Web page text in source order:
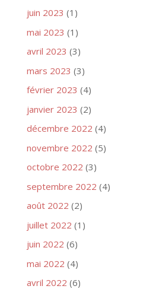
juin 2023 (1)
mai 2023 (1)
avril 2023 (3)
mars 2023 (3)
février 2023 (4)
janvier 2023 (2)
décembre 2022 (4)
novembre 2022 (5)
octobre 2022 (3)
septembre 2022 (4)
août 2022 (2)
juillet 2022 (1)
juin 2022 (6)
mai 2022 (4)
avril 2022 (6)